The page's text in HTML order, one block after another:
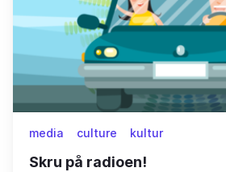
media culture kultur
Skru på radioen!